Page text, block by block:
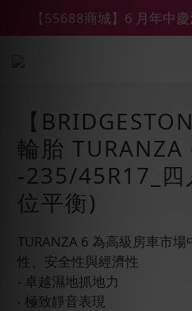
【鑽石熊/金熊新客首
【55688商城】6 月年中
【鑽石熊/金熊新客首
【
輪胎 TURANZA
-235/45R17_四
位平衡)
TURANZA 6 為高級房車市
性、安全性與經濟性
‧ 卓越濕地抓地力
‧ 極致靜音表現